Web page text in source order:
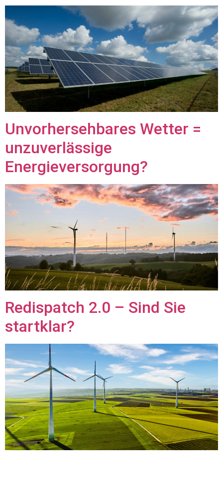
Unvorhersehbares Wetter =
unzuverlässige
Energieversorgung?
Redispatch 2.0 – Sind Sie
startklar?